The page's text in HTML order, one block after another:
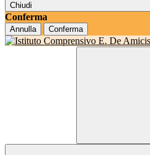
Chiudi
Conferma
Annulla Conferma